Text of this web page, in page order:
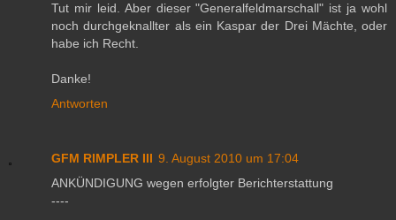
Tut mir leid. Aber dieser "Generalfeldmarschall" ist ja wohl
noch durchgeknallter als ein Kaspar der Drei Mächte, oder
habe ich Recht.
Danke!
Antworten
GFM RIMPLER III 9. August 2010 um 17:04
ANKÜNDIGUNG wegen erfolgter Berichterstattung
----